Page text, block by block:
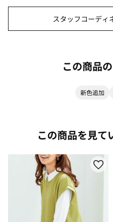
スタッフコーディ
この商品
新色追加
この商品を見て